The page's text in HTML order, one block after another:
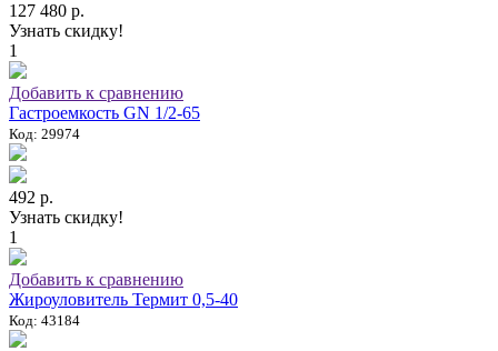
127 480 р.
Узнать скидку!
1
Добавить к сравнению
Гастроемкость GN 1/2-65
Код: 29974
492 р.
Узнать скидку!
1
Добавить к сравнению
Жироуловитель Термит 0,5-40
Код: 43184